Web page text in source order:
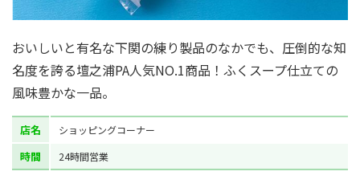
おいしいと有名な下関の練り製品のなかでも、圧倒的な知
名度を誇る壇之浦PA人気NO.1商品！ふくスープ仕立ての
風味豊かな一品。
店名 ショッピングコーナー
時間 24時間営業